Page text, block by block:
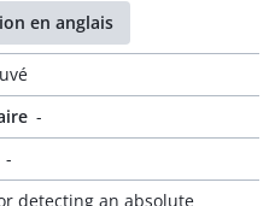
en anglais
-
-
detecting an absolute